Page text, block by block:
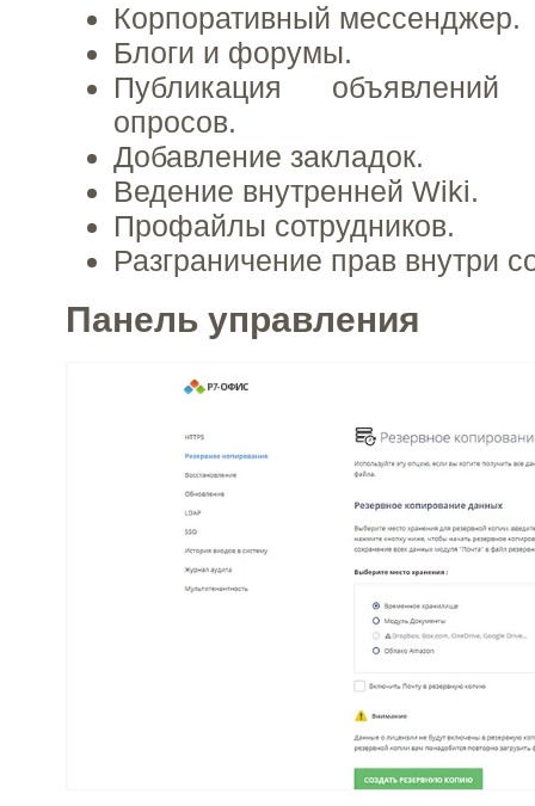
Корпоративный мессенджер.
Блоги и форумы.
Публикация
опросов.
Добавление закладок.
Ведение внутренней Wiki.
Профайлы сотрудников.
Разграничение прав внутри
Панель управления